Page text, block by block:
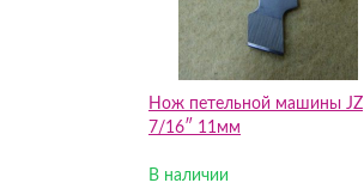
Нож петельной машины JZ
7/16″ 11мм
В наличии